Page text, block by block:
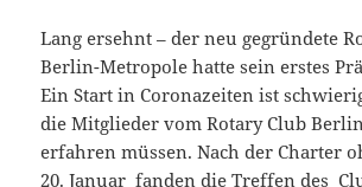
Lang ersehnt – der neu gegründete
Berlin-Metropole hatte sein erstes
Ein Start in Coronazeiten ist
die Mitglieder vom Rotary Club
erfahren müssen. Nach der Charter
20. Januar fanden die Treffen des